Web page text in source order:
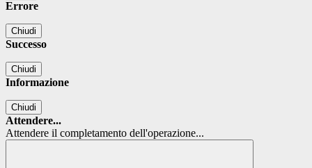
Errore
Chiudi
Successo
Chiudi
Informazione
Chiudi
Attendere...
Attendere il completamento dell'operazione...